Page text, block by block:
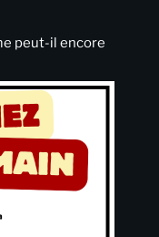
peut-il encore